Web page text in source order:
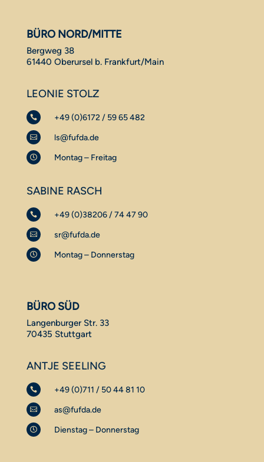
BÜRO NORD/MITTE
Bergweg 38
61440 Oberursel b. Frankfurt/Main
LEONIE STOLZ
 +49 (0)6172 / 59 65 482
 ls@fufda.de
 Montag – Freitag
SABINE RASCH
 +49 (0)38206 / 74 47 90
 sr@fufda.de
 Montag – Donnerstag
BÜRO SÜD
Langenburger Str. 33
70435 Stuttgart
ANTJE SEELING
 +49 (0)711 / 50 44 81 10
 as@fufda.de
 Dienstag – Donnerstag